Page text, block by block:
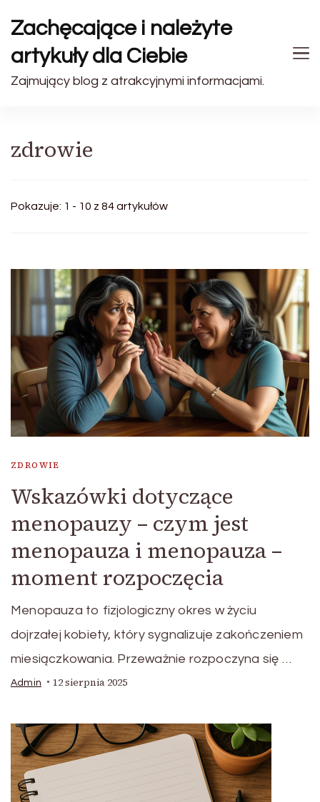
Zachęcające i należyte
artykuły dla Ciebie
Zajmujący blog z atrakcyjnymi informacjami.
zdrowie
Pokazuje: 1 - 10 z 84 artykułów
ZDROWIE
Wskazówki dotyczące
menopauzy – czym jest
menopauza i menopauza –
moment rozpoczęcia
Menopauza to fizjologiczny okres w życiu
dojrzałej kobiety, który sygnalizuje zakończeniem
miesiączkowania. Przeważnie rozpoczyna się …
Admin 12 sierpnia 2025